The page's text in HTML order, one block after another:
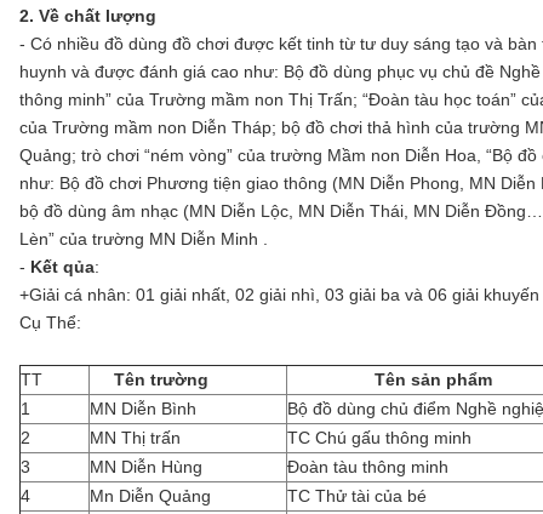
2. Về chất lượng
- Có nhiều đồ dùng đồ chơi được kết tinh từ tư duy sáng tạo và
huynh và được đánh giá cao như: Bộ đồ dùng phục vụ chủ đề
thông minh” của Trường mầm non Thị Trấn; “Đoàn tàu học toán”
của Trường mầm non Diễn Tháp; bộ đồ chơi thả hình của trường
Quảng; trò chơi “ném vòng” của trường Mầm non Diễn Hoa, “Bộ
như: Bộ đồ chơi Phương tiện giao thông (MN Diễn Phong, MN
bộ đồ dùng âm nhạc (MN Diễn Lộc, MN Diễn Thái, MN Diễn
Lèn” của trường MN Diễn Minh .
- Kết qủa:
+Giải cá nhân: 01 giải nhất, 02 giải nhì, 03 giải ba và 06 giải
Cụ Thể:
TT Tên trường
Tên sản phẩm
1
MN Diễn Bình
Bộ đồ dùng chủ điểm Nghề
2
MN Thị trấn
TC Chú gấu thông minh
3
MN Diễn Hùng
Đoàn tàu thông minh
4
Mn Diễn Quảng
TC Thử tài của bé